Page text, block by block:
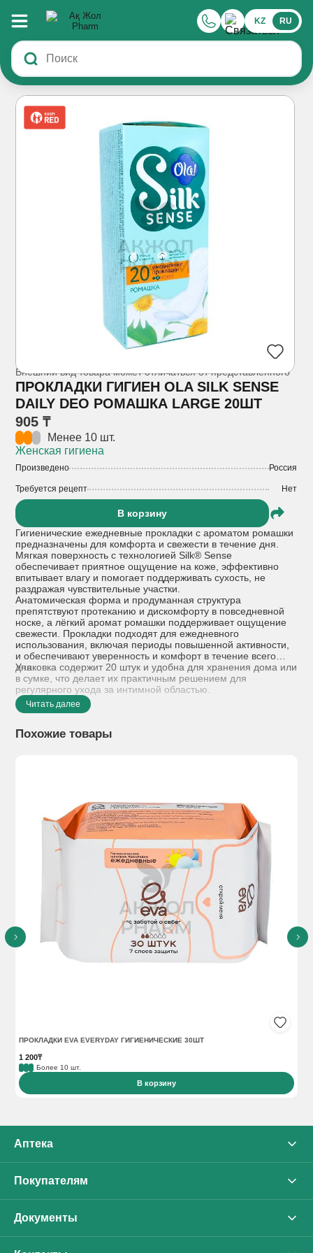
KZ RU
Внешний вид товара может отличаться от представленного
ПРОКЛАДКИ ГИГИЕН OLA SILK SENSE
DAILY DEO РОМАШКА LARGE 20ШТ
905 ₸
Менее 10 шт.
Женская гигиена
Произведено Россия
Требуется рецепт Нет
В корзину
Гигиенические ежедневные прокладки с ароматом ромашки
предназначены для комфорта и свежести в течение дня.
Мягкая поверхность с технологией Silk® Sense
обеспечивает приятное ощущение на коже, эффективно
впитывает влагу и помогает поддерживать сухость, не
раздражая чувствительные участки.
Анатомическая форма и продуманная структура
препятствуют протеканию и дискомфорту в повседневной
носке, а лёгкий аромат ромашки поддерживает ощущение
свежести. Прокладки подходят для ежедневного
использования, включая периоды повышенной активности,
и обеспечивают уверенность и комфорт в течение всего
дня.
Упаковка содержит 20 штук и удобна для хранения дома или
в сумке, что делает их практичным решением для
регулярного ухода за интимной областью.
Читать далее
Похожие товары
ПРОКЛАДКИ EVA EVERYDAY ГИГИЕНИЧЕСКИЕ 30ШТ
1 200₸
Более 10 шт.
В корзину
Аптека
О нас
Бренды
Покупателям
Оплата
Документы